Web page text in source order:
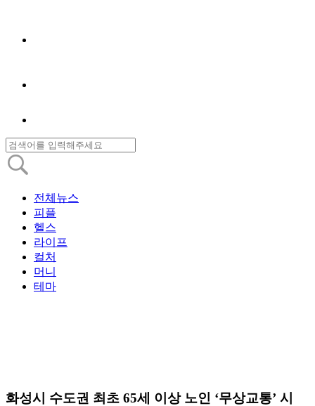
전체뉴스
피플
헬스
라이프
컬처
머니
테마
화성시 수도권 최초 65세 이상 노인 ‘무상교통’ 시